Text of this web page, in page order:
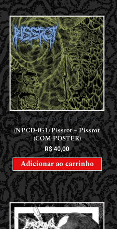
LANÇAMENTOS // RELEASES
(NPCD-051) Pissrot – Pissrot
(COM POSTER)
R$40,00
Adicionar ao carrinho